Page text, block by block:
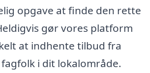
opgave at finde den rette
gør vores platform
at indhente tilbud fra
i dit lokalområde.